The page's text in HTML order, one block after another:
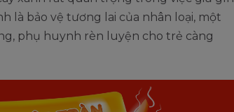
là bảo vệ tương lai của nhân loại, một
phụ huynh rèn luyện cho trẻ càng